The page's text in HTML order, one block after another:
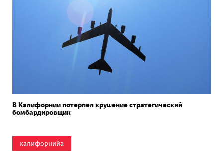
В Калифорнии потерпел крушение стратегический
бомбардировщик
калифорнийа